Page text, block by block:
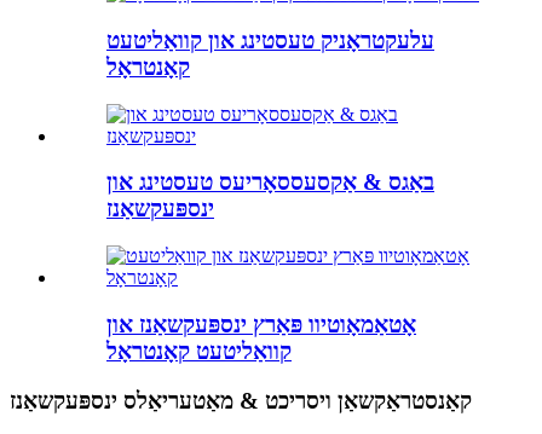
עלעקטראָניק טעסטינג און קוואַליטעט
קאָנטראָל
באַגס & אַקסעססאָריעס טעסטינג און
ינספּעקשאַנז
אָטאַמאָוטיוו פּאַרץ ינספּעקשאַנז און
קוואַליטעט קאָנטראָל
קאַנסטראַקשאַן ויסריכט & מאַטעריאַלס ינספּעקשאַנז